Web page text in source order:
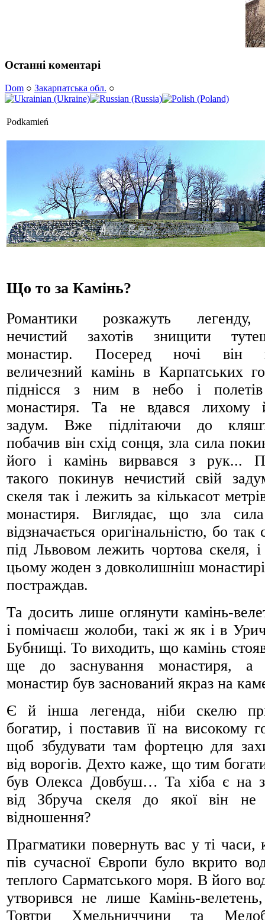
Останні коментарі
Dom ○ Закарпатська обл. ○
Podkamień
Що то за Камінь?
Романтики розкажуть
нечистий захотів знищити
монастир. Посеред ночі він
величезний камінь в Карпатських
піднісся з ним в небо і
монастиря. Та не вдався лихому
задум. Вже підлітаючи до
побачив він схід сонця, зла сила
його і камінь вирвався з рук...
такого покинув нечистий свій
скеля так і лежить за кількасот
монастиря. Виглядає, що зла
відзначається оригінальністю, бо так
під Львовом лежить чортова скеля,
цьому жоден з довколишніш
постраждав.
Та досить лише оглянути камінь-
і помічаєш жолоби, такі ж як і в
Бубнищі. То виходить, що камінь
ще до заснування монастиря, а
монастир був заснований якраз на
Є й інша легенда, ніби скелю
богатир, і поставив її на високому
щоб збудувати там фортецю для
від ворогів. Дехто каже, що тим
був Олекса Довбуш… Та хіба є на
від Збруча скеля до якої він не
відношення?
Прагматики повернуть вас у ті часи,
пів сучасної Європи було вкрито
теплого Сарматського моря. В його
утворився не лише Камінь-
Товтри Хмельниччини та